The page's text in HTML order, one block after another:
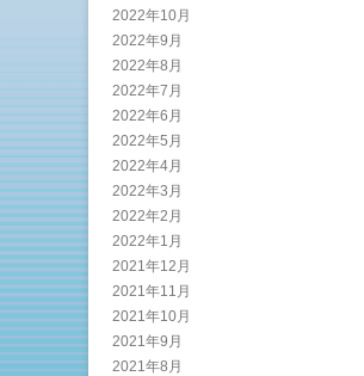
2022年10月
2022年9月
2022年8月
2022年7月
2022年6月
2022年5月
2022年4月
2022年3月
2022年2月
2022年1月
2021年12月
2021年11月
2021年10月
2021年9月
2021年8月